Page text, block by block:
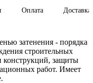
Оплата Доставка
затенения - порядка
строительных
конструкций, защиты
работ. Имеет